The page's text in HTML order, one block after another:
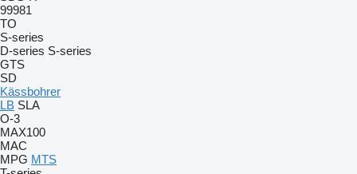
99981
TO
S-series
D-series S-series
GTS
SD
Kässbohrer
LB SLA
O-3
MAX100
MAC
MPG MTS